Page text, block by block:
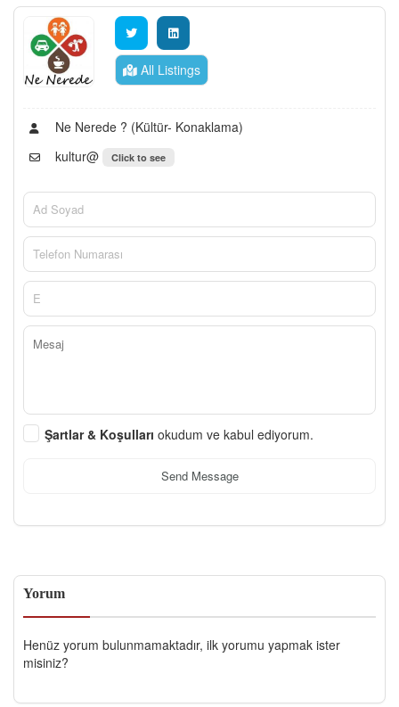
All Listings
Ne Nerede ? (Kültür- Konaklama)
kultur@
Click to see
Şartlar & Koşulları okudum ve kabul ediyorum.
Send Message
Yorum
Henüz yorum bulunmamaktadır, ilk yorumu yapmak ister
misiniz?